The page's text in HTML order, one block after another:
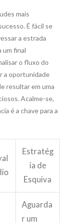
mais
É fácil se
a estrada
um final
o fluxo do
a oportunidade
resultar em uma
Acalme-se,
é a chave para a
Estratég
ia de
Esquiva
Aguarda
r um